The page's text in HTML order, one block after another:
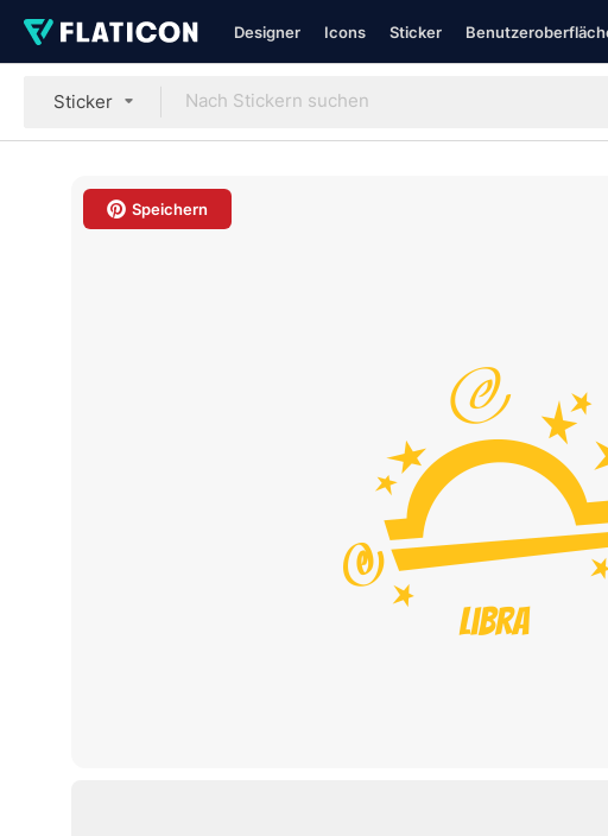
Designer Icons Sticker
Sticker
Speichern